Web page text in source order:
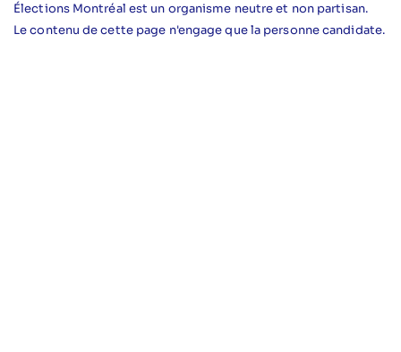
Élections Montréal est un organisme neutre et non partisan.
Le contenu de cette page n'engage que la personne candidate.